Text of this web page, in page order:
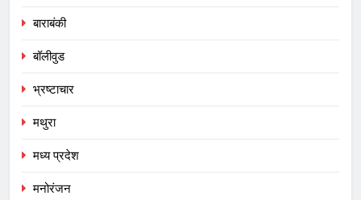
बाराबंकी
बॉलीवुड
भ्रष्टाचार
मथुरा
मध्य प्रदेश
मनोरंजन